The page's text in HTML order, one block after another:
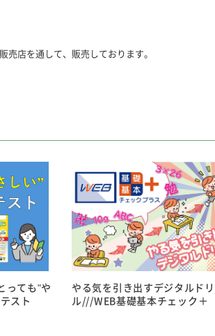
「教材付録資料」からダウンロードできます。
店を通して、販売しております。
っても"や
スト
やる気を引き出すデジタルドリ
ル///WEB基礎基本チェック＋